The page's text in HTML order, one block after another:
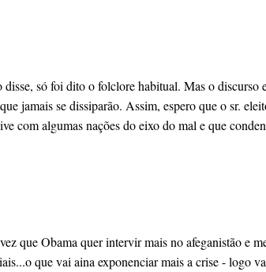
só foi dito o folclore habitual. Mas o discurso
jamais se dissiparão. Assim, espero que o sr.
com algumas nações do eixo do mal e que
que Obama quer intervir mais no afeganistão e
que vai aina exponenciar mais a crise - logo